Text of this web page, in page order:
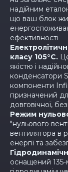
надійним
що ваш блок
ефективності
класу 105°C.
якістю і
конденсатори
компоненти
призначений
довговічної,
Режим
"нульового
вентилятора в
енергії та
оснащений 135-